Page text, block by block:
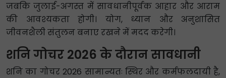
जबकि जुलाई-अगस्त में सावधानीपूर्वक आहार और आराम
की आवश्यकता होगी। योग, ध्यान और अनुशासित
जीवनशैली संतुलन बनाए रखने में मदद करेगी।
शनि गोचर 2026 के दौरान सावधानी
शनि का गोचर 2026 सामान्यतः स्थिर और कर्मफलदायी है,